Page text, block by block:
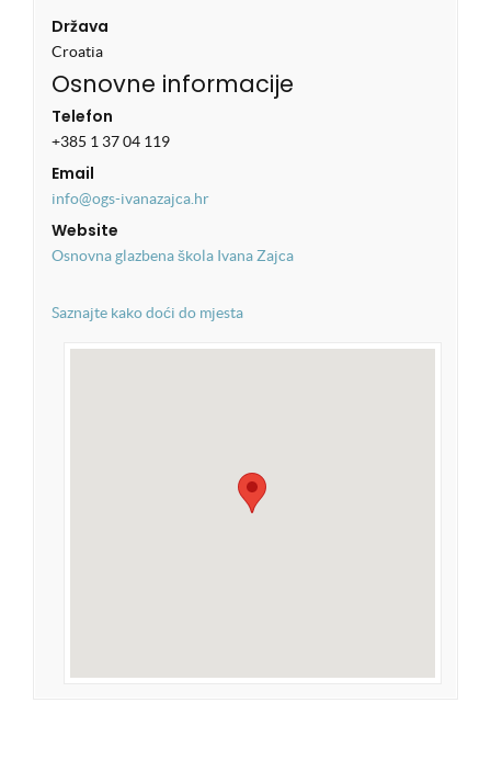
Država
Croatia
Osnovne informacije
Telefon
+385 1 37 04 119
Email
info@ogs-ivanazajca.hr
Website
Osnovna glazbena škola Ivana Zajca
Saznajte kako doći do mjesta